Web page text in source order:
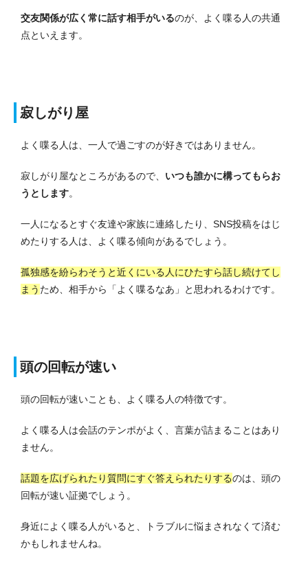
交友関係が広く常に話す相手がいるのが、よく喋る人の共通
点といえます。
寂しがり屋
よく喋る人は、一人で過ごすのが好きではありません。
寂しがり屋なところがあるので、 いつも誰かに構ってもらお
うとします。
一人になるとすぐ友達や家族に連絡したり、SNS投稿をはじ
めたりする人は、よく喋る傾向があるでしょう。
孤独感を紛らわそうと近くにいる人にひたすら話し続けてし
まう ため、相手から「よく喋るなあ」と思われるわけです。
頭の回転が速い
頭の回転が速いことも、よく喋る人の特徴です。
よく喋る人は会話のテンポがよく、言葉が詰まることはあり
ません。
話題を広げられたり質問にすぐ答えられたりするのは、頭の
回転が速い証拠でしょう。
身近によく喋る人がいると、トラブルに悩まされなくて済む
かもしれませんね。